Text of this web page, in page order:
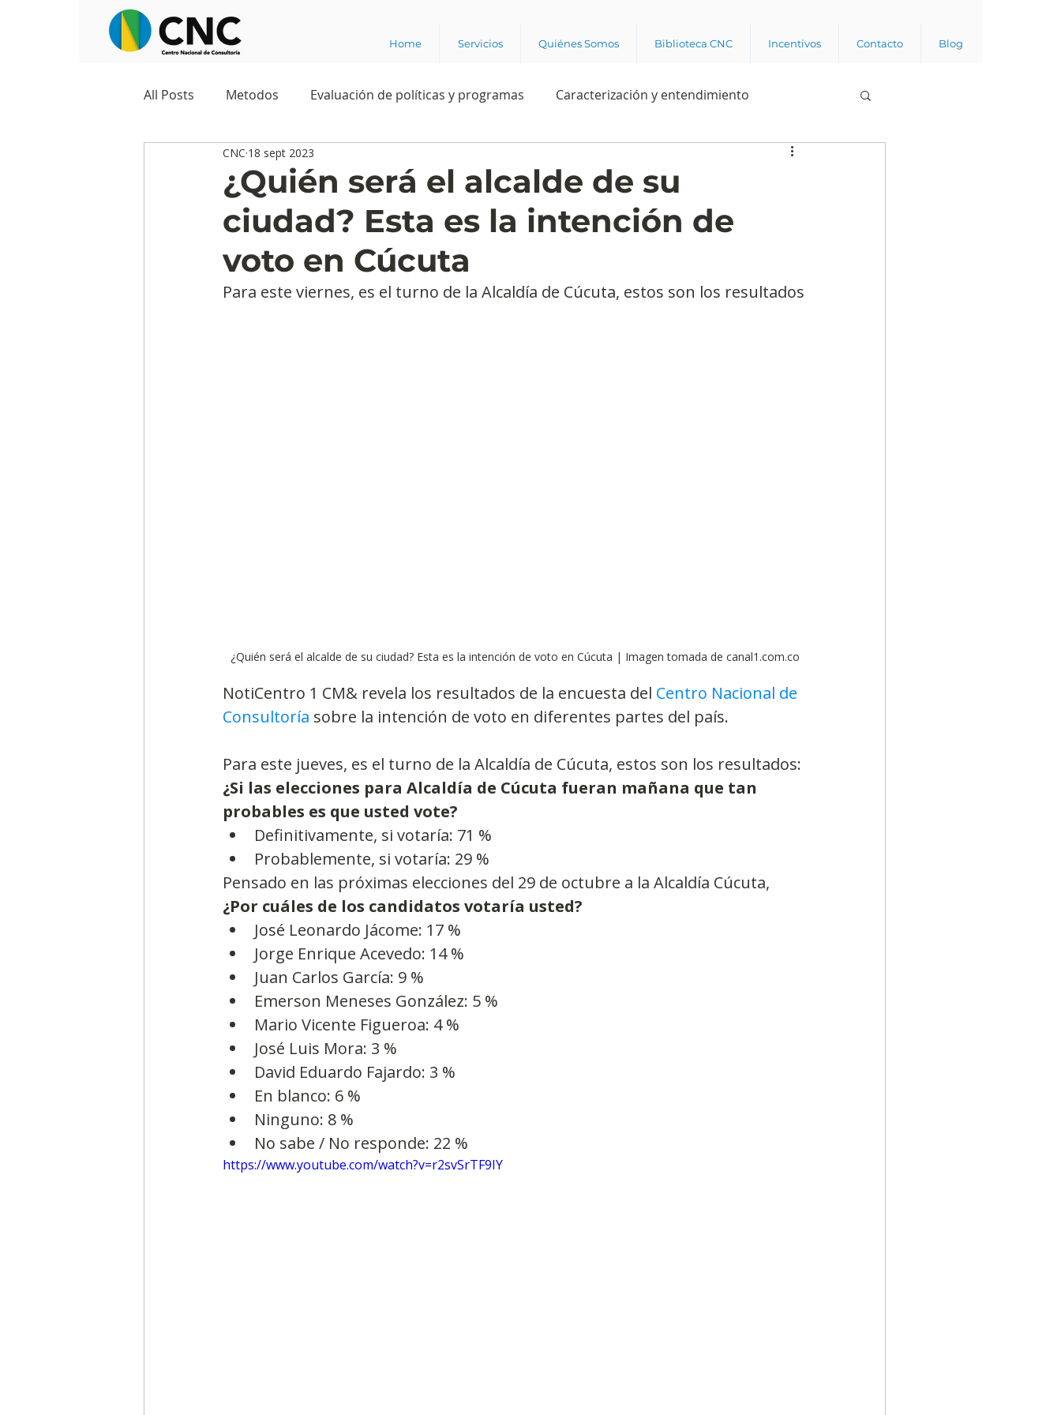
Home Servicios Quiénes Somos Biblioteca CNC Incentivos Contacto Blog
All Posts Metodos Evaluación de políticas y programas Caracterización y entendimiento
Observatorios sociales Business analytics
Predicciones y tendencias Rating Política Intención de voto Consultas de opinión pública
Marketing Cultura y ambiente laboral Experiencia del cliente Experiencia del trabajador
¿Quién será el alcalde de su
ciudad? Esta es la intención de
voto en Cúcuta
CNC 18 sept 2023
Para este viernes, es el turno de la Alcaldía de Cúcuta, estos son los resultados
¿Quién será el alcalde de su ciudad? Esta es la intención de voto en Cúcuta | Imagen tomada de canal1.com.co
NotiCentro 1 CM& revela los resultados de la encuesta del Centro Nacional de
Consultoría sobre la intención de voto en diferentes partes del país.
Para este jueves, es el turno de la Alcaldía de Cúcuta, estos son los resultados:
¿Si las elecciones para Alcaldía de Cúcuta fueran mañana que tan
probables es que usted vote?
Definitivamente, si votaría: 71 %
Probablemente, si votaría: 29 %
Pensado en las próximas elecciones del 29 de octubre a la Alcaldía Cúcuta,
¿Por cuáles de los candidatos votaría usted?
José Leonardo Jácome: 17 %
Jorge Enrique Acevedo: 14 %
Juan Carlos García: 9 %
Emerson Meneses González: 5 %
Mario Vicente Figueroa: 4 %
José Luis Mora: 3 %
David Eduardo Fajardo: 3 %
En blanco: 6 %
Ninguno: 8 %
No sabe / No responde: 22 %
https://www.youtube.com/watch?v=r2svSrTF9IY